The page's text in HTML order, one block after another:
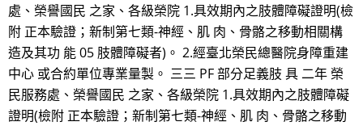
處、榮譽國民 之家、各級榮院 1.具效期內之肢體障礙證明(檢
附 正本驗證；新制第七類-神經、肌 肉、骨骼之移動相關構
造及其功 能 05 肢體障礙者)。 2.經臺北榮民總醫院身障重建
中心 或合約單位專業量製。 三三 PF 部分足義肢 具 二年 榮
民服務處、榮譽國民 之家、各級榮院 1.具效期內之肢體障礙
證明(檢附 正本驗證；新制第七類-神經、肌 肉、骨骼之移動